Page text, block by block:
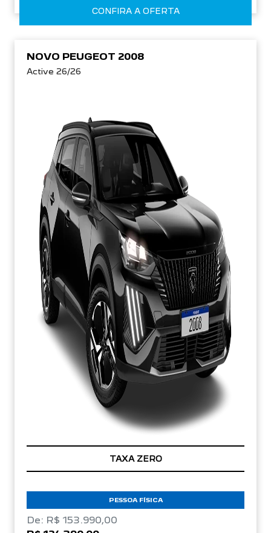
CONFIRA A OFERTA
NOVO PEUGEOT 2008
Active 26/26
TAXA ZERO
PESSOA FÍSICA
De: R$ 153.990,00